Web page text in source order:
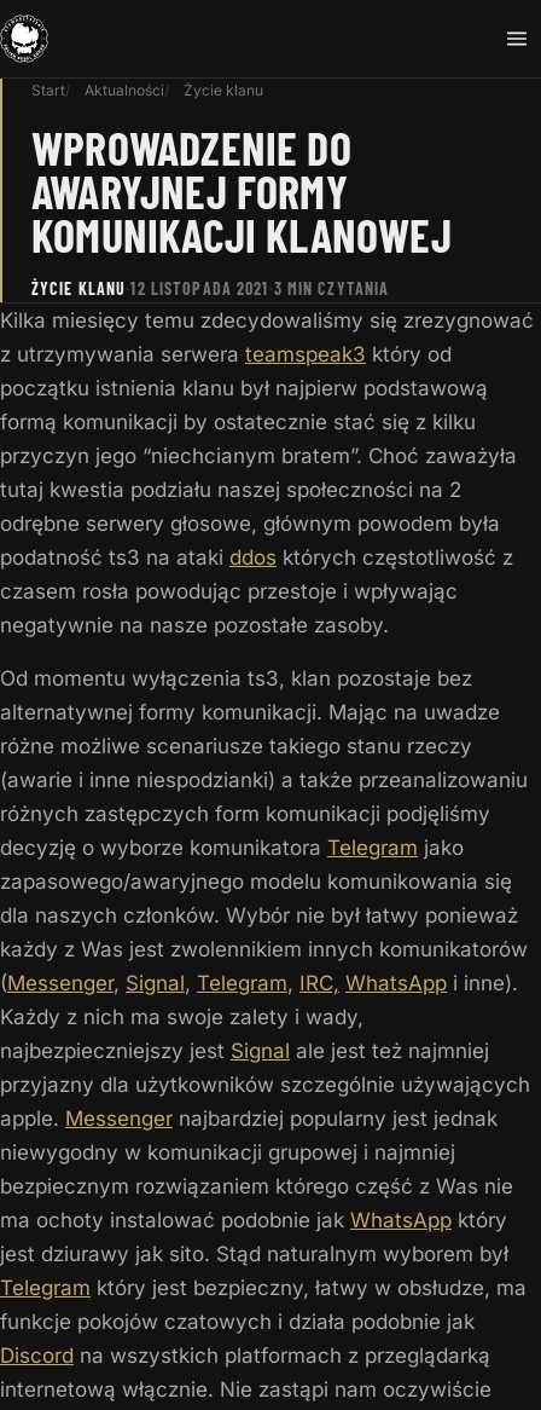
Start Aktualności Życie klanu
WPROWADZENIE DO
AWARYJNEJ FORMY
KOMUNIKACJI KLANOWEJ
ŻYCIE KLANU·12 LISTOPADA 2021·3 MIN CZYTANIA
Kilka miesięcy temu zdecydowaliśmy się zrezygnować
z utrzymywania serwera teamspeak3 który od
początku istnienia klanu był najpierw podstawową
formą komunikacji by ostatecznie stać się z kilku
przyczyn jego “niechcianym bratem”. Choć zaważyła
tutaj kwestia podziału naszej społeczności na 2
odrębne serwery głosowe, głównym powodem była
podatność ts3 na ataki ddos których częstotliwość z
czasem rosła powodując przestoje i wpływając
negatywnie na nasze pozostałe zasoby.
Od momentu wyłączenia ts3, klan pozostaje bez
alternatywnej formy komunikacji. Mając na uwadze
różne możliwe scenariusze takiego stanu rzeczy
(awarie i inne niespodzianki) a także przeanalizowaniu
różnych zastępczych form komunikacji podjęliśmy
decyzję o wyborze komunikatora Telegram jako
zapasowego/awaryjnego modelu komunikowania się
dla naszych członków. Wybór nie był łatwy ponieważ
każdy z Was jest zwolennikiem innych komunikatorów
(Messenger, Signal, Telegram, IRC, WhatsApp i inne).
Każdy z nich ma swoje zalety i wady,
najbezpieczniejszy jest Signal ale jest też najmniej
przyjazny dla użytkowników szczególnie używających
apple. Messenger najbardziej popularny jest jednak
niewygodny w komunikacji grupowej i najmniej
bezpiecznym rozwiązaniem którego część z Was nie
ma ochoty instalować podobnie jak WhatsApp który
jest dziurawy jak sito. Stąd naturalnym wyborem był
Telegram który jest bezpieczny, łatwy w obsłudze, ma
funkcje pokojów czatowych i działa podobnie jak
Discord na wszystkich platformach z przeglądarką
internetową włącznie. Nie zastąpi nam oczywiście